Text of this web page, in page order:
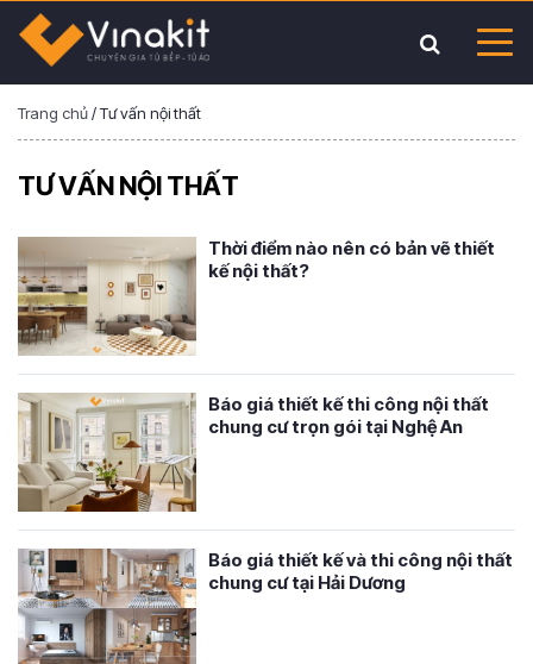
Trang chủ/Tư vấn nội thất
TƯ VẤN NỘI THẤT
Thời điểm nào nên có bản vẽ thiết
kế nội thất?
Báo giá thiết kế thi công nội thất
chung cư trọn gói tại Nghệ An
Báo giá thiết kế và thi công nội thất
chung cư tại Hải Dương